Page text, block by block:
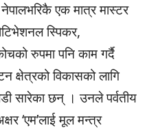
एक मात्र मास्टर
स्पिकर,
रुपमा पनि काम गर्दै
क्षेत्रको विकासको लागि
सारेका छन् । उनले पर्वतीय
‘एम’लाई मूल मन्त्र